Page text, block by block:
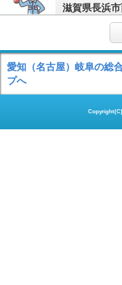
滋賀県長浜
愛知（名古屋）岐阜の総
プへ